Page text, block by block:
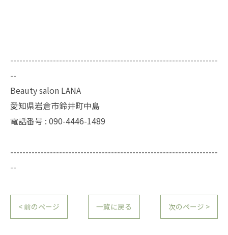
--------------------------------------------------------------------
--
Beauty salon LANA
愛知県岩倉市鈴井町中島
電話番号 : 090-4446-1489
--------------------------------------------------------------------
--
< 前のページ 一覧に戻る 次のページ >